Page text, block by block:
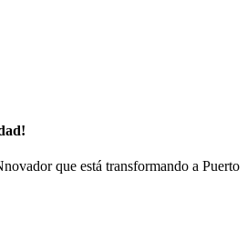
que está transformando a Puerto